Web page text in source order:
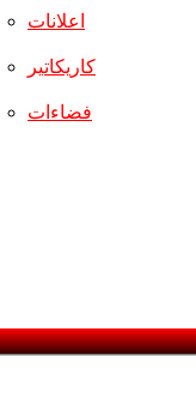
اعلانات
كاريكاتير
فضاءات